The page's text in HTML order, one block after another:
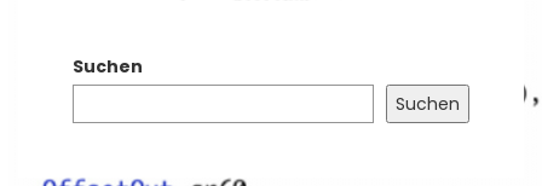
Suchen
Suchen